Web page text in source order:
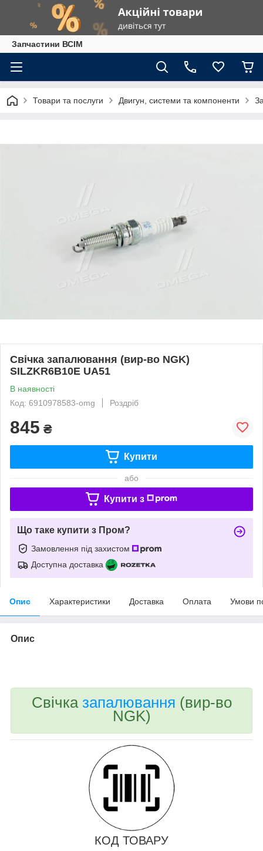
Запчастини ВСІМ
Товари та послуги Двигун, системи та компоненти
Свічка запалювання (вир-во NGK)
SILZKR6B10E UA51
В наявності
Код: 6910978583-omg
Роздріб
845 ₴
Купити
або
Купити з
Що таке купити з Пром?
Замовлення під захистом
Доступна доставка
Опис Характеристики Доставка Оплата Умови
Опис
Свічка запалювання (вир-во
NGK)
КОД ТОВАРУ